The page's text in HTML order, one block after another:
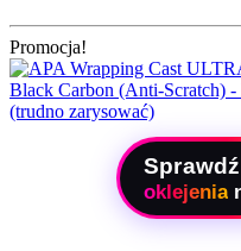
Promocja!
Sprawdź
oklejenia